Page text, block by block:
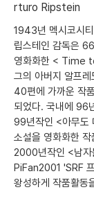
rturo Ripstein
1943년 멕시코시
립스테인 감독은
영화화한 < Time
그의 아버지 알프
40편에 가까운 작
되었다. 국내에 96
99년작인 <아무도
소설을 영화화한
2000년작인 <남자
PiFan2001 'SRF
왕성하게 작품활동